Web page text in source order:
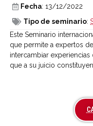
Fecha: 13/12/2022
Tipo de seminario:
Este Seminario
que permite a expertos
intercambiar
que a su juicio